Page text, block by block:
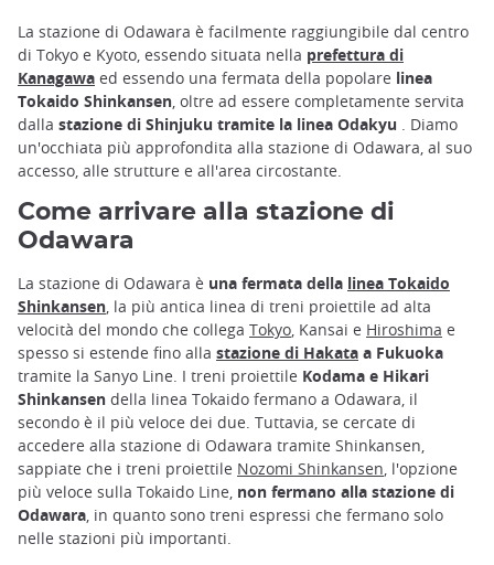
La stazione di Odawara è facilmente raggiungibile dal centro
di Tokyo e Kyoto, essendo situata nella prefettura di
Kanagawa ed essendo una fermata della popolare linea
Tokaido Shinkansen, oltre ad essere completamente servita
dalla stazione di Shinjuku tramite la linea Odakyu . Diamo
un'occhiata più approfondita alla stazione di Odawara, al suo
accesso, alle strutture e all'area circostante.
Come arrivare alla stazione di
Odawara
La stazione di Odawara è una fermata della linea Tokaido
Shinkansen, la più antica linea di treni proiettile ad alta
velocità del mondo che collega Tokyo, Kansai e Hiroshima e
spesso si estende fino alla stazione di Hakata a Fukuoka
tramite la Sanyo Line. I treni proiettile Kodama e Hikari
Shinkansen della linea Tokaido fermano a Odawara, il
secondo è il più veloce dei due. Tuttavia, se cercate di
accedere alla stazione di Odawara tramite Shinkansen,
sappiate che i treni proiettile Nozomi Shinkansen, l'opzione
più veloce sulla Tokaido Line, non fermano alla stazione di
Odawara, in quanto sono treni espressi che fermano solo
nelle stazioni più importanti.